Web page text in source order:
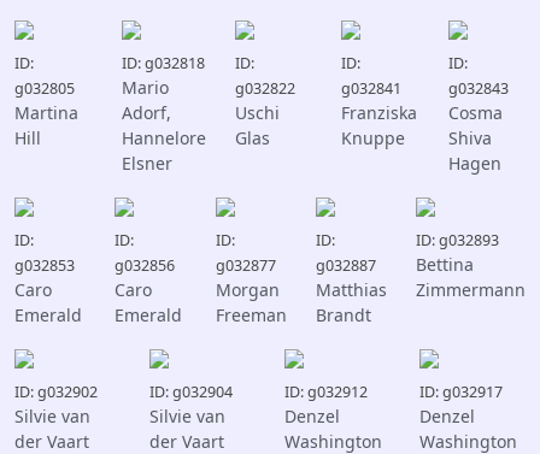
ID:
g032805
Martina
Hill
ID: g032818
Mario
Adorf,
Hannelore
Elsner
ID:
g032822
Uschi
Glas
ID:
g032841
Franziska
Knuppe
ID:
g032843
Cosma
Shiva
Hagen
ID:
g032853
Caro
Emerald
ID:
g032856
Caro
Emerald
ID:
g032877
Morgan
Freeman
ID:
g032887
Matthias
Brandt
ID: g032893
Bettina
Zimmermann
ID: g032902
Silvie van
der Vaart
ID: g032904
Silvie van
der Vaart
ID: g032912
Denzel
Washington
ID: g032917
Denzel
Washington